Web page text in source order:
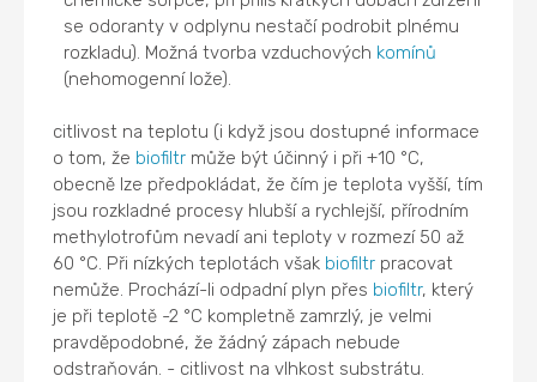
se odoranty v odplynu nestačí podrobit plnému
rozkladu). Možná tvorba vzduchových komínů
(nehomogenní lože).
citlivost na teplotu (i když jsou dostupné informace
o tom, že biofiltr může být účinný i při +10 °C,
obecně lze předpokládat, že čím je teplota vyšší, tím
jsou rozkladné procesy hlubší a rychlejší, přírodním
methylotrofům nevadí ani teploty v rozmezí 50 až
60 °C. Při nízkých teplotách však biofiltr pracovat
nemůže. Prochází-li odpadní plyn přes biofiltr, který
je při teplotě -2 °C kompletně zamrzlý, je velmi
pravděpodobné, že žádný zápach nebude
odstraňován. - citlivost na vlhkost substrátu.